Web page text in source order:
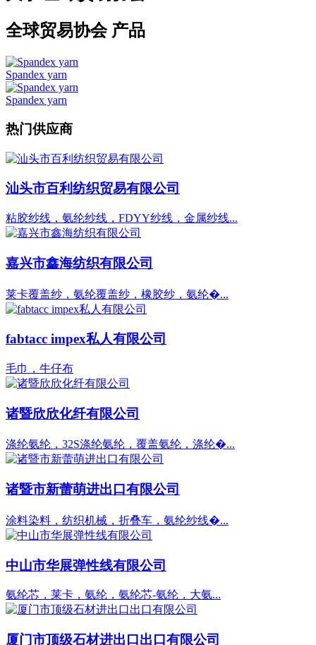
全球贸易协会 产品
Spandex yarn
Spandex yarn
热门供应商
汕头市百利纺织贸易有限公司
粘胶纱线，氨纶纱线，FDYY纱线，金属纱线...
嘉兴市鑫海纺织有限公司
莱卡覆盖纱，氨纶覆盖纱，橡胶纱，氨纶�...
fabtacc impex私人有限公司
毛巾，牛仔布
诸暨欣欣化纤有限公司
涤纶氨纶，32S涤纶氨纶，覆盖氨纶，涤纶�...
诸暨市新蕾萌进出口有限公司
涂料染料，纺织机械，折叠车，氨纶纱线�...
中山市华展弹性线有限公司
氨纶芯，莱卡，氨纶，氨纶芯-氨纶，大氨...
厦门市顶级石材进出口出口有限公司